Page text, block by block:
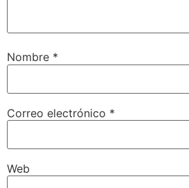
Nombre *
Correo electrónico *
Web